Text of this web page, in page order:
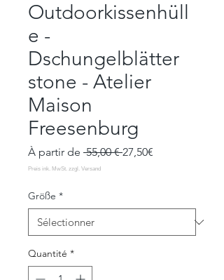
Outdoorkissenhüll
e -
Dschungelblätter
stone - Atelier
Maison
Freesenburg
À partir de 55,00 € Prix
27,50€
Größe *
Quantité *